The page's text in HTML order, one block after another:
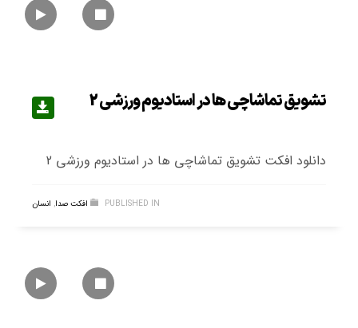
تشویق تماشاچی ها در استادیوم ورزشی 2
دانلود افکت تشویق تماشاچی ها در استادیوم ورزشی 2
PUBLISHED IN افکت صدا, انسان